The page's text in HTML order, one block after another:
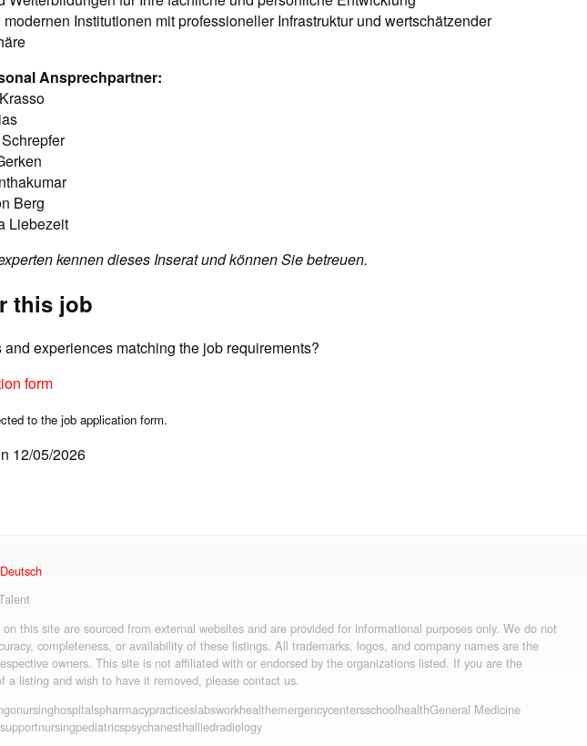
Institutionen mit professioneller Infrastruktur und wertschätzender
Ansprechpartner:
Berg
Liebezeit
kennen dieses Inserat und können Sie betreuen.
this job
experiences matching the job requirements?
form
to the job application form.
12/05/2026
Deutsch
this site are sourced from external websites and are provided for informational purposes only. We do not
completeness, or availability of these listings. All trademarks, logos, and company names are the
owners. This site is not affiliated with or endorsed by the organizations listed. If you are the
a listing and wish to have it removed, please contact us.
nursinghospitalspharmacypracticeslabsworkhealthemergencycentersschoolhealthGeneral Medicine
supportnursingpediatricspsychanesthalliedradiology